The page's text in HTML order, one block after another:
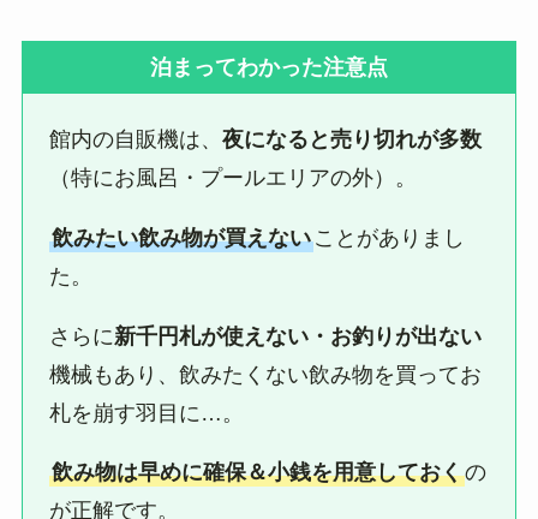
泊まってわかった注意点
館内の自販機は、夜になると売り切れが多数
（特にお風呂・プールエリアの外）。
飲みたい飲み物が買えないことがありまし
た。
さらに新千円札が使えない・お釣りが出ない
機械もあり、飲みたくない飲み物を買ってお
札を崩す羽目に…。
飲み物は早めに確保＆小銭を用意しておくの
が正解です。